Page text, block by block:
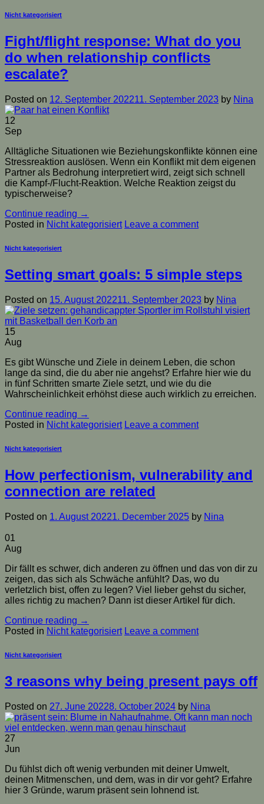
Nicht kategorisiert
Fight/flight response: What do you
do when relationship conflicts
escalate?
Posted on 12. September 202211. September 2023 by Nina
12
Sep
Alltägliche Situationen wie Beziehungskonflikte können eine
Stressreaktion auslösen. Wenn ein Konflikt mit dem eigenen
Partner als Bedrohung interpretiert wird, zeigt sich schnell
die Kampf-/Flucht-Reaktion. Welche Reaktion zeigst du
typischerweise?
Continue reading →
Posted in Nicht kategorisiert Leave a comment
Nicht kategorisiert
Setting smart goals: 5 simple steps
Posted on 15. August 202211. September 2023 by Nina
15
Aug
Es gibt Wünsche und Ziele in deinem Leben, die schon
lange da sind, die du aber nie angehst? Erfahre hier wie du
in fünf Schritten smarte Ziele setzt, und wie du die
Wahrscheinlichkeit erhöhst diese auch wirklich zu erreichen.
Continue reading →
Posted in Nicht kategorisiert Leave a comment
Nicht kategorisiert
How perfectionism, vulnerability and
connection are related
Posted on 1. August 20221. December 2025 by Nina
01
Aug
Dir fällt es schwer, dich anderen zu öffnen und das von dir zu
zeigen, das sich als Schwäche anfühlt? Das, wo du
verletzlich bist, offen zu legen? Viel lieber gehst du sicher,
alles richtig zu machen? Dann ist dieser Artikel für dich.
Continue reading →
Posted in Nicht kategorisiert Leave a comment
Nicht kategorisiert
3 reasons why being present pays off
Posted on 27. June 20228. October 2024 by Nina
27
Jun
Du fühlst dich oft wenig verbunden mit deiner Umwelt,
deinen Mitmenschen, und dem, was in dir vor geht? Erfahre
hier 3 Gründe, warum präsent sein lohnend ist.